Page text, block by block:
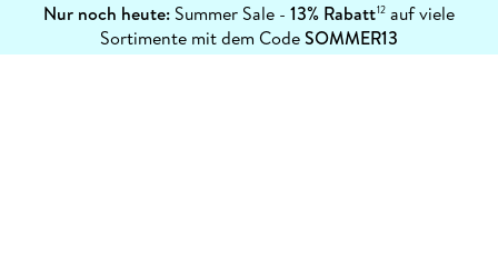
Nur noch heute: Summer Sale - 13% Rabatt12 auf viele
Sortimente mit dem CodeSOMMER13
erfahren